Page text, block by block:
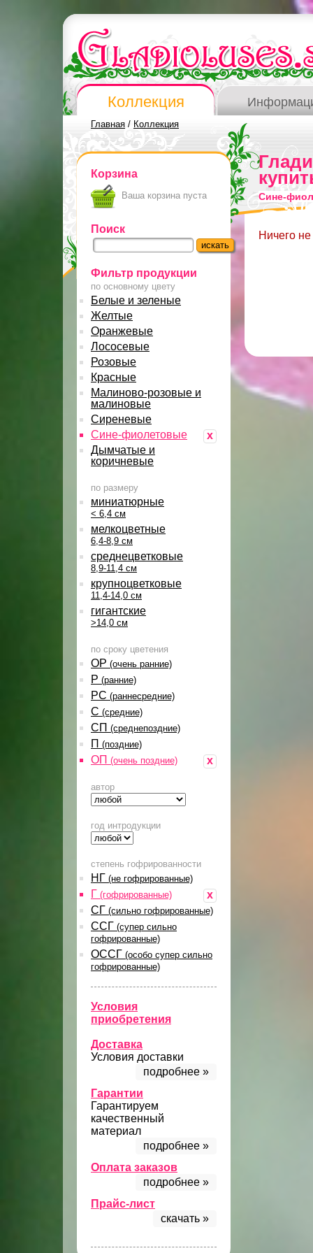
Коллекция
Главная / Коллекция
Корзина
Ваша корзина пуста
Поиск
Фильтр продукции
по основному цвету
Белые и зеленые
Желтые
Оранжевые
Лососевые
Розовые
Красные
Малиново-розовые и
малиновые
Сиреневые
x
Сине-фиолетовые
Дымчатые и
коричневые
по размеру
миниатюрные
< 6,4 см
мелкоцветные
6,4-8,9 см
среднецветковые
8,9-11,4 см
крупноцветковые
11,4-14,0 см
гигантские
>14,0 см
по сроку цветения
ОР (очень ранние)
Р (ранние)
РС (раннесредние)
С (средние)
СП (среднепоздние)
П (поздние)
x
ОП (очень поздние)
автор
год интродукции
степень гофрированности
НГ (не гофрированные)
x
Г (гофрированные)
СГ (сильно гофрированные)
ССГ (супер сильно
гофрированные)
ОССГ (особо супер сильно
гофрированные)
Условия
приобретения
Доставка
Условия доставки
подробнее »
Гарантии
Гарантируем
качественный
материал
подробнее »
Оплата заказов
подробнее »
Прайс-лист
скачать »
Сине-
Ничего